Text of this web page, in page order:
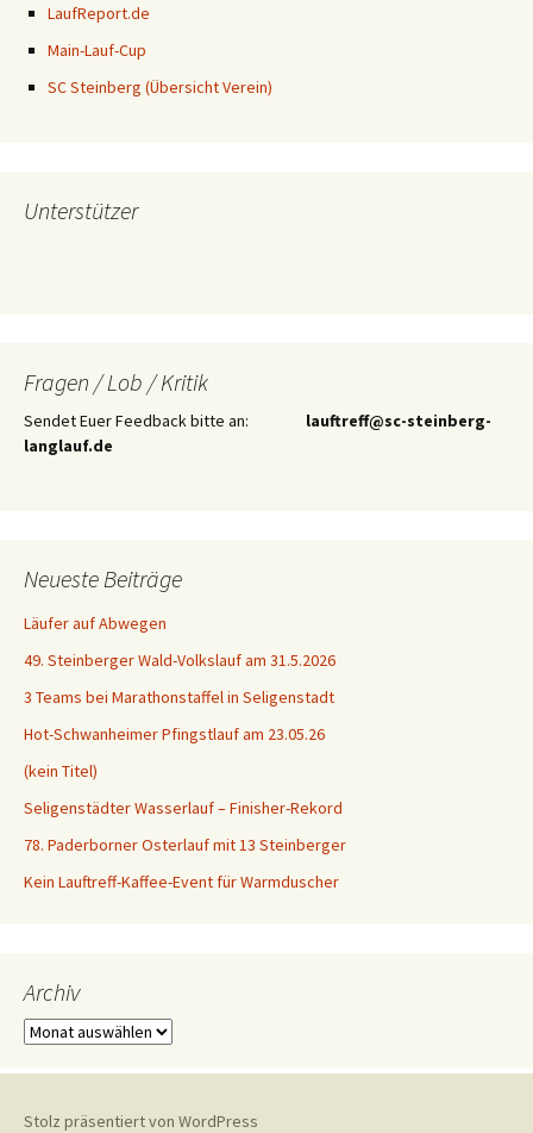
LaufReport.de
Main-Lauf-Cup
SC Steinberg (Übersicht Verein)
Unterstützer
Fragen / Lob / Kritik
Sendet Euer Feedback bitte an: lauftreff@sc-steinberg-
langlauf.de
Neueste Beiträge
Läufer auf Abwegen
49. Steinberger Wald-Volkslauf am 31.5.2026
3 Teams bei Marathonstaffel in Seligenstadt
Hot-Schwanheimer Pfingstlauf am 23.05.26
(kein Titel)
Seligenstädter Wasserlauf – Finisher-Rekord
78. Paderborner Osterlauf mit 13 Steinberger
Kein Lauftreff-Kaffee-Event für Warmduscher
Archiv
Archiv
Stolz präsentiert von WordPress